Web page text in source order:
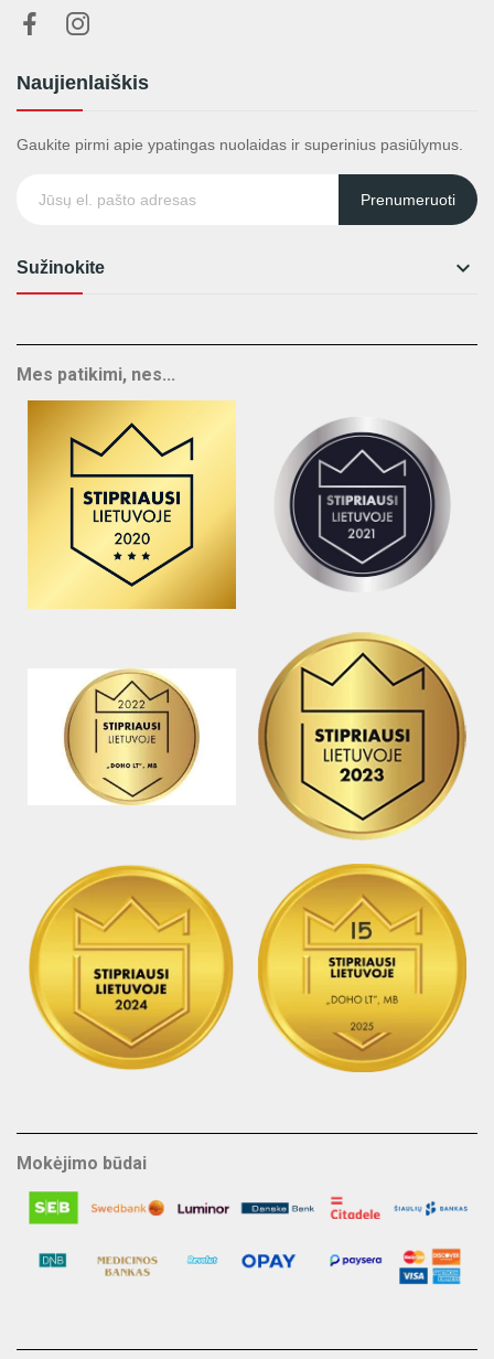
Naujienlaiškis
Gaukite pirmi apie ypatingas nuolaidas ir superinius pasiūlymus.
Prenumeruoti
Sužinokite 
Mes patikimi, nes...
Mokėjimo būdai